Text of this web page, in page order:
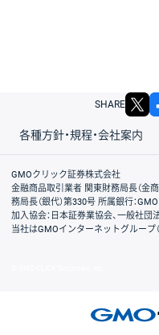
SHARE
各種方針・規程・会社案内
取引規程・約款
サイトマップ
その他のご案内
個人情報保護方針
最良執行方針
サイトのご利用について
ディスクレイマー
信託保全
リスク説明
会社案内
GMOクリック証券株式会社
金融商品取引業者 関東財務局長（金
務局長（銀代）第330号 所属銀行：
加入協会：日本証券業協会、一般社
当社はGMOインターネットグループ